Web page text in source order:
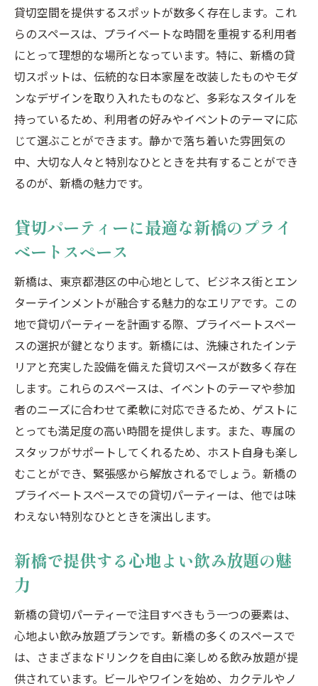
汐留の緑に囲まれたプライベートパーティー体
験
汐留の公園を眺めながらの貸切パーティー
緑豊かな汐留でリラックスした貸切イベン
トを開催
汐留の自然と調和する貸切パーティーの楽
しみ方
汐留の高層ビル内でのプライベートパーテ
ィー案内
都会のオアシス汐留での特別な貸切体験
汐留で叶える自然に囲まれた貸切パーティ
ー
新橋虎ノ門汐留で叶える特別な貸切パーティー
の魅力
新橋・虎ノ門・汐留のエリアごとの貸切パ
ーティーの特徴
特別な貸切体験を提供する新橋・虎ノ門・
汐留の魅力
新橋・虎ノ門・汐留での貸切パーティーを
充実させる方法
新橋・虎ノ門・汐留の貸切空間で叶える夢
のパーティー
貸切パーティーで新橋・虎ノ門・汐留の魅
新橋・虎ノ門・汐留で特別な貸切イベント
都会の喧騒を忘れる新橋貸切空間の楽しみ方
新橋の静かな貸切空間でリフレッシュする
方法
都会の喧騒を忘れられる新橋の貸切スペー
貸切空間を提供するスポットが数多く存在します。これ
らのスペースは、プライベートな時間を重視する利用者
にとって理想的な場所となっています。特に、新橋の貸
切スポットは、伝統的な日本家屋を改装したものやモダ
ンなデザインを取り入れたものなど、多彩なスタイルを
持っているため、利用者の好みやイベントのテーマに応
じて選ぶことができます。静かで落ち着いた雰囲気の
中、大切な人々と特別なひとときを共有することができ
るのが、新橋の魅力です。
貸切パーティーに最適な新橋のプライ
ベートスペース
新橋は、東京都港区の中心地として、ビジネス街とエン
ターテインメントが融合する魅力的なエリアです。この
地で貸切パーティーを計画する際、プライベートスペー
スの選択が鍵となります。新橋には、洗練されたインテ
リアと充実した設備を備えた貸切スペースが数多く存在
します。これらのスペースは、イベントのテーマや参加
者のニーズに合わせて柔軟に対応できるため、ゲストに
とっても満足度の高い時間を提供します。また、専属の
スタッフがサポートしてくれるため、ホスト自身も楽し
むことができ、緊張感から解放されるでしょう。新橋の
プライベートスペースでの貸切パーティーは、他では味
わえない特別なひとときを演出します。
新橋で提供する心地よい飲み放題の魅
力
新橋の貸切パーティーで注目すべきもう一つの要素は、
心地よい飲み放題プランです。新橋の多くのスペースで
は、さまざまなドリンクを自由に楽しめる飲み放題が提
供されています。ビールやワインを始め、カクテルやノ